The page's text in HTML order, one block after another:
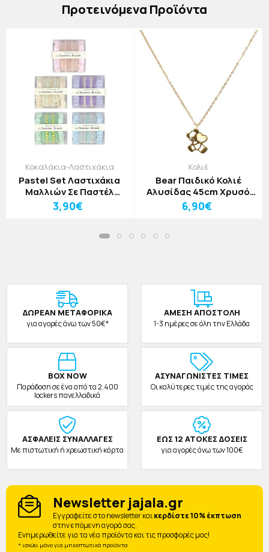
Πρoτεινόμενα Προϊόντα
Κοκαλάκια-Λαστιχάκια
Pastel Set Λαστιχάκια
Μαλλιών Σε Παστέλ
Χρώματα Σετ 7 Τεμαχίων
Μπλε
3,90€
Κολιέ
Bear Παιδικό Κολιέ
Αλυσίδας 45cm Χρυσό
Με Αρκουδίτσα Και
Καρδιά
6,90€
ΔΩΡΕAΝ ΜΕΤΑΦΟΡΙΚΑ
για αγορές άνω των 50€*
ΑΜΕΣΗ ΑΠΟΣΤΟΛΗ
1-3 ημέρες σε όλη την Ελλάδα
BOX NOW
Παράδοση σε ένα από τα 2.400
lockers πανελλαδικά
ΑΣΥΝΑΓΩΝΙΣΤΕΣ ΤΙΜΕΣ
Οι καλύτερες τιμές της αγοράς
ΑΣΦΑΛΕΙΣ ΣΥΝΑΛΛΑΓΕΣ
Με πιστωτική ή χρεωστική κάρτα
ΕΩΣ 12 ΑΤΟΚΕΣ ΔΟΣΕΙΣ
για αγορές άνω των 100€
Newsletter jajala.gr
Eγγραφείτε στο newsletter καικερδίστε 10% έκπτωση
στην επόμενη αγορά σας.
Ενημερωθείτε για τα νέα προϊόντα και τις προσφορές μας!
* ισχύει μόνο για μη εκπτωτικά προϊόντα